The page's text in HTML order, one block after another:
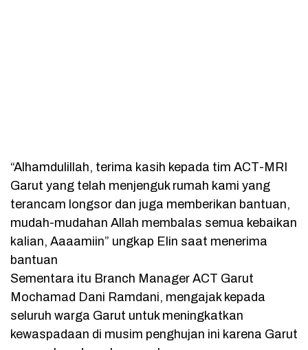
“Alhamdulillah, terima kasih kepada tim ACT-MRI
Garut yang telah menjenguk rumah kami yang
terancam longsor dan juga memberikan bantuan,
mudah-mudahan Allah membalas semua kebaikan
kalian, Aaaamiin” ungkap Elin saat menerima
bantuan
Sementara itu Branch Manager ACT Garut
Mochamad Dani Ramdani, mengajak kepada
seluruh warga Garut untuk meningkatkan
kewaspadaan di musim penghujan ini karena Garut